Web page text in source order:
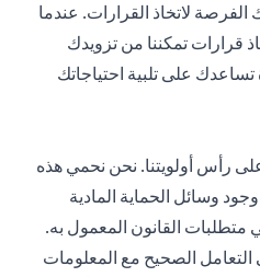
لاتخاذ القرارات. عندما
قرارات تمكننا من تزويدك
على تلبية احتياجاتك
رأس أولويتنا. نحن نحمي هذه
وسائل الحماية المادية
متطلبات القانون المعمول به.
الصحيح مع المعلومات